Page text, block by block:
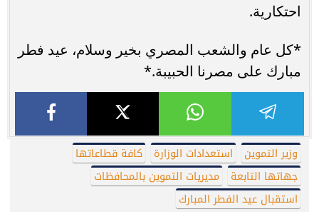
احتكارية.
*كل عام والشعب المصري بخير وسلام، عيد فطر
مبارك على مصرنا الحبيبة.*
وزير التموين استعدادات الوزارة
كافة قطاعاتها
جهاتها التابعة
مديريات التموين بالمحافظات
استقبال عيد الفطر المبارك